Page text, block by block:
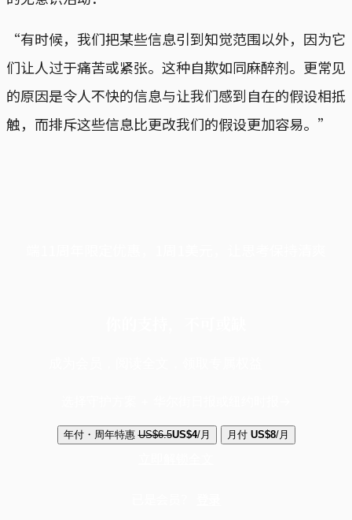
“有时候，我们把某些信息引到知觉范围以外，因为它
们让人过于痛苦或紧张。这种自欺如同麻醉剂。更常见
的原因是令人不快的信息与让我们感到自在的假设相抵
触，而排斥这些信息比更改我们的假设更加容易。”
年付・周年特惠 US$6.5US$4/月 月付 US$8/月